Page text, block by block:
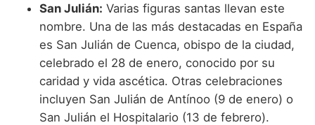
San Julián: Varias figuras santas llevan este
nombre. Una de las más destacadas en España
es San Julián de Cuenca, obispo de la ciudad,
celebrado el 28 de enero, conocido por su
caridad y vida ascética. Otras celebraciones
incluyen San Julián de Antínoo (9 de enero) o
San Julián el Hospitalario (13 de febrero).